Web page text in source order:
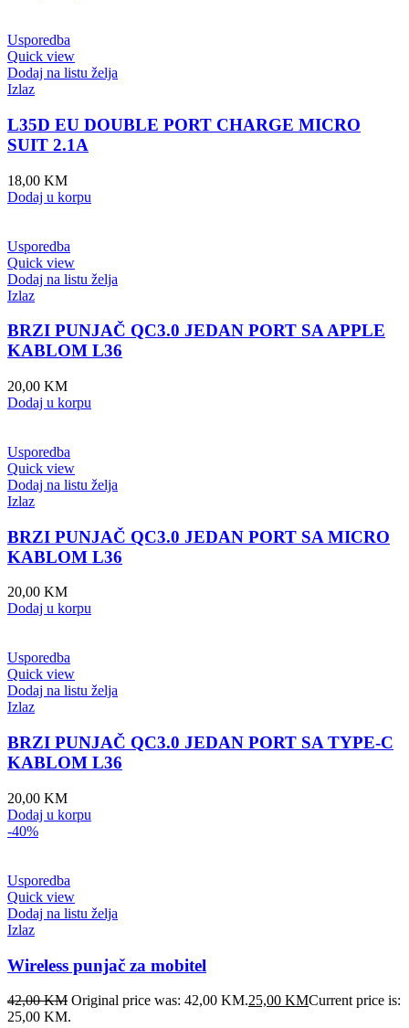
Usporedba
Quick view
Dodaj na listu želja
Izlaz
L35D EU DOUBLE PORT CHARGE MICRO
SUIT 2.1A
18,00 KM
Dodaj u korpu
Usporedba
Quick view
Dodaj na listu želja
Izlaz
BRZI PUNJAČ QC3.0 JEDAN PORT SA APPLE
KABLOM L36
20,00 KM
Dodaj u korpu
Usporedba
Quick view
Dodaj na listu želja
Izlaz
BRZI PUNJAČ QC3.0 JEDAN PORT SA MICRO
KABLOM L36
20,00 KM
Dodaj u korpu
Usporedba
Quick view
Dodaj na listu želja
Izlaz
BRZI PUNJAČ QC3.0 JEDAN PORT SA TYPE-C
KABLOM L36
20,00 KM
Dodaj u korpu
-40%
Usporedba
Quick view
Dodaj na listu želja
Izlaz
Wireless punjač za mobitel
42,00KM Original price was: 42,00 KM.25,00 KMCurrent price is:
25,00 KM.